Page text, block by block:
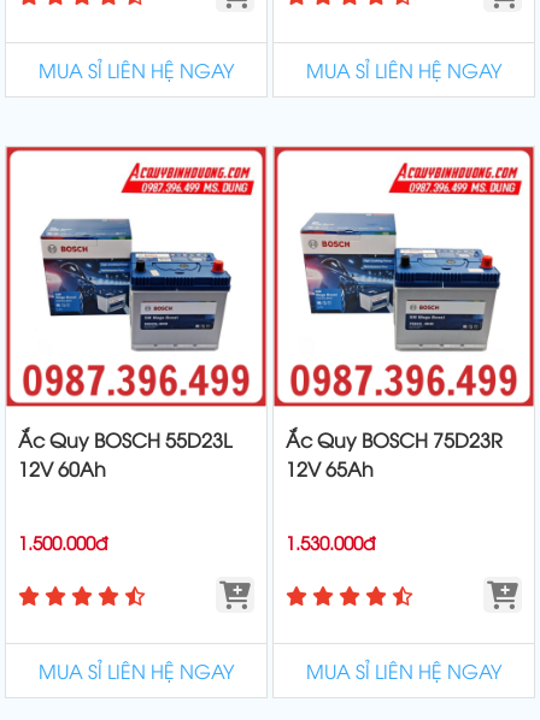
MUA SỈ LIÊN HỆ NGAY MUA SỈ LIÊN HỆ NGAY
Ắc Quy BOSCH 55D23L
12V 60Ah
1.500.000đ
MUA SỈ LIÊN HỆ NGAY
Ắc Quy BOSCH 75D23R
12V 65Ah
1.530.000đ
MUA SỈ LIÊN HỆ NGAY